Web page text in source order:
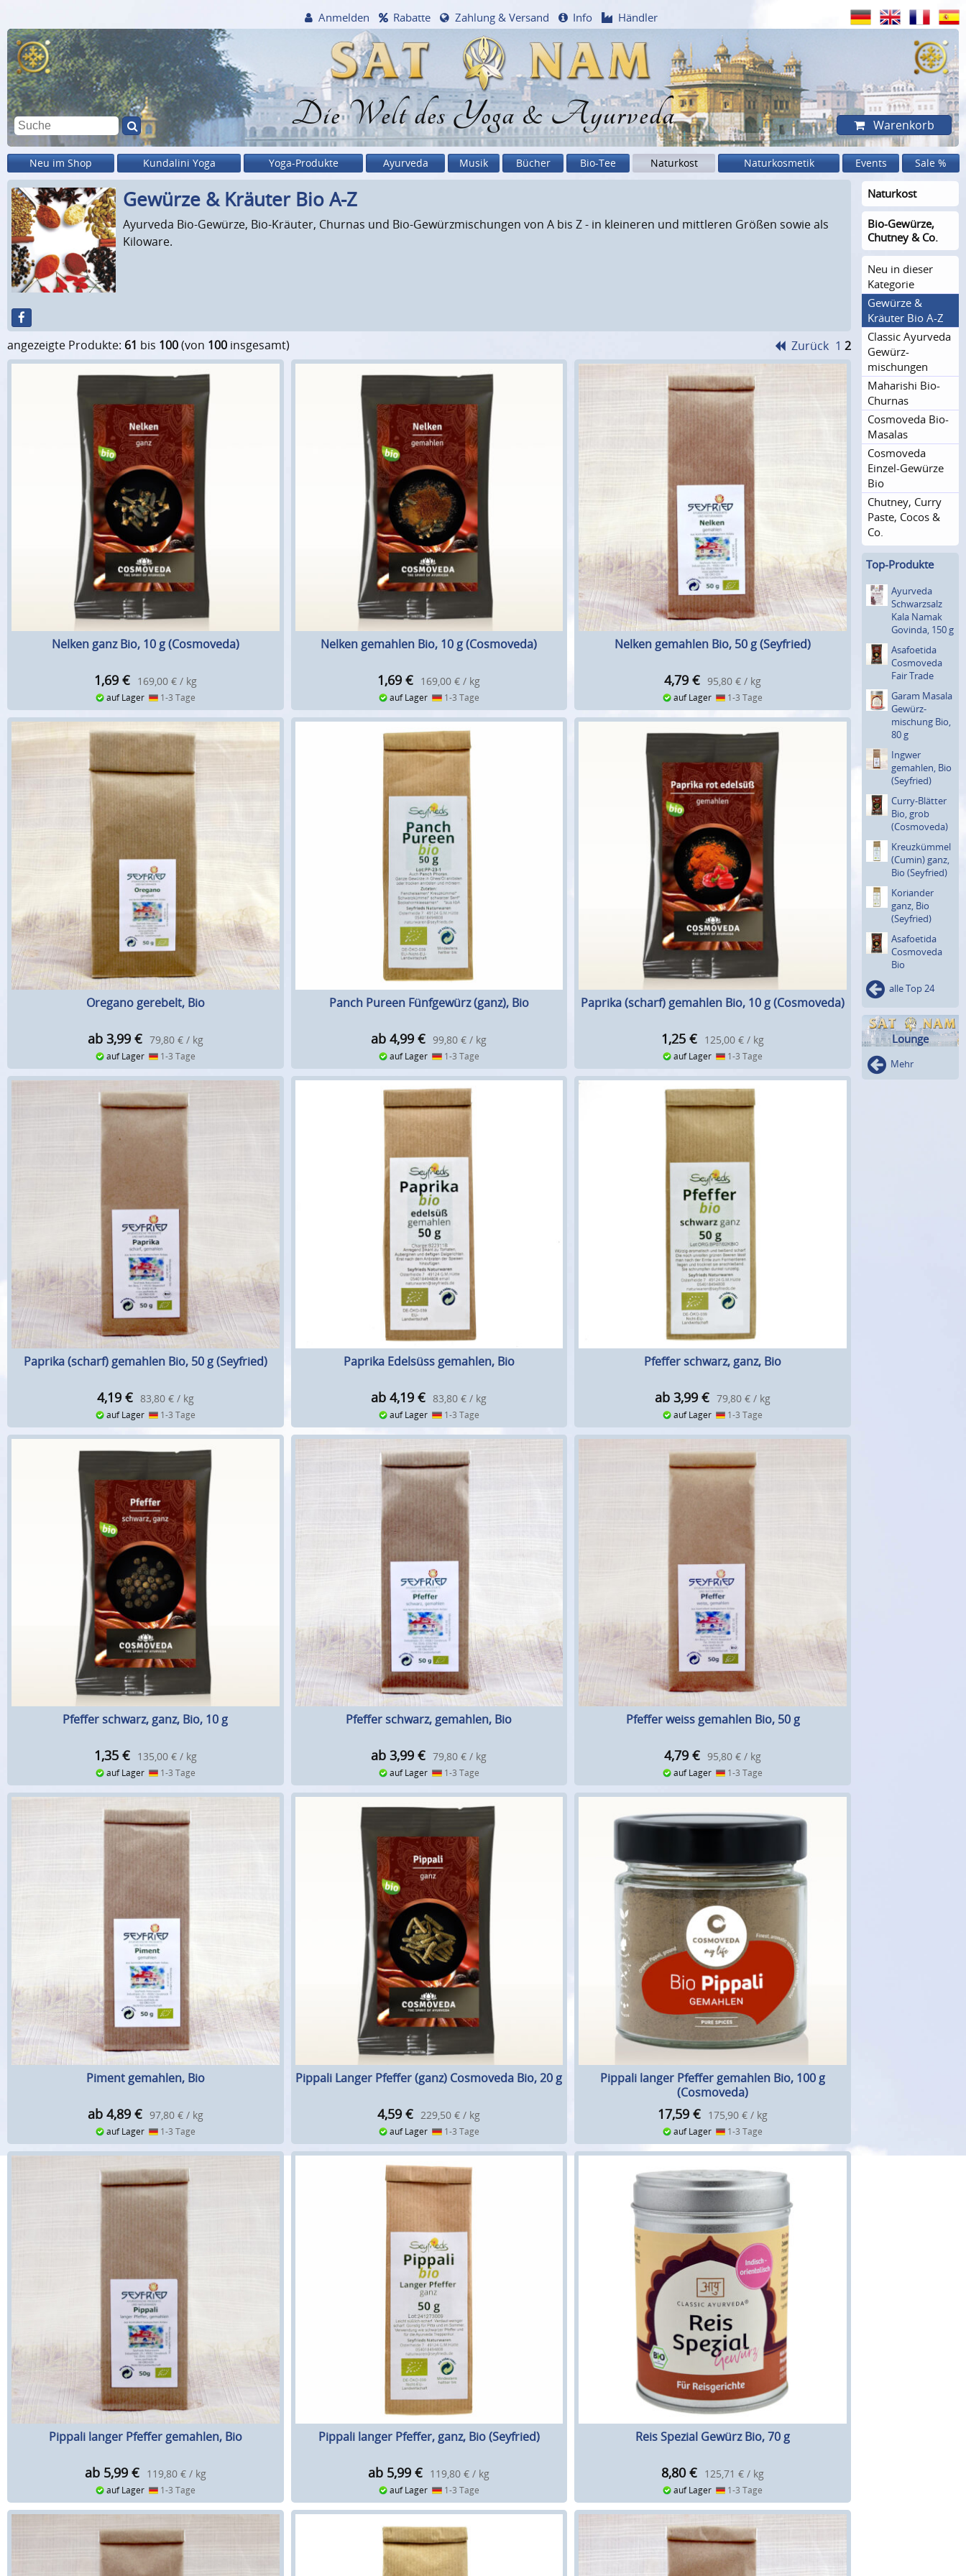
Die Welt des Yoga & Ayurveda
Anmelden Rabatte Zahlung & Versand Info Händler
Warenkorb
Neu im Shop Kundalini Yoga Yoga-Produkte Ayurveda Musik Bücher Bio-Tee Naturkost Naturkosmetik Events Sale %
Gewürze & Kräuter Bio A-Z
Ayurveda Bio-Gewürze, Bio-Kräuter, Churnas und Bio-Gewürzmischungen von A bis Z - in kleineren und mittleren Größen sowie als
Kiloware.
angezeigte Produkte: 61 bis 100(von 100 insgesamt) Zurück 1 2
Nelken ganz Bio, 10 g (Cosmoveda)
1,69 € 169,00 € / kg
auf Lager 1-3 Tage
Nelken gemahlen Bio, 10 g (Cosmoveda)
1,69 € 169,00 € / kg
auf Lager 1-3 Tage
Nelken gemahlen Bio, 50 g (Seyfried)
4,79 € 95,80 € / kg
auf Lager 1-3 Tage
Oregano gerebelt, Bio
ab 3,99 € 79,80 € / kg
auf Lager 1-3 Tage
Panch Pureen Fünfgewürz (ganz), Bio
ab 4,99 € 99,80 € / kg
auf Lager 1-3 Tage
Paprika (scharf) gemahlen Bio, 10 g (Cosmoveda)
1,25 € 125,00 € / kg
auf Lager 1-3 Tage
Paprika (scharf) gemahlen Bio, 50 g (Seyfried)
4,19 € 83,80 € / kg
auf Lager 1-3 Tage
Paprika Edelsüss gemahlen, Bio
ab 4,19 € 83,80 € / kg
auf Lager 1-3 Tage
Pfeffer schwarz, ganz, Bio
ab 3,99 € 79,80 € / kg
auf Lager 1-3 Tage
Pfeffer schwarz, ganz, Bio, 10 g
1,35 € 135,00 € / kg
auf Lager 1-3 Tage
Pfeffer schwarz, gemahlen, Bio
ab 3,99 € 79,80 € / kg
auf Lager 1-3 Tage
Pfeffer weiss gemahlen Bio, 50 g
4,79 € 95,80 € / kg
auf Lager 1-3 Tage
Piment gemahlen, Bio
ab 4,89 € 97,80 € / kg
auf Lager 1-3 Tage
Pippali Langer Pfeffer (ganz) Cosmoveda Bio, 20 g
4,59 € 229,50 € / kg
auf Lager 1-3 Tage
Pippali langer Pfeffer gemahlen Bio, 100 g
(Cosmoveda)
17,59 € 175,90 € / kg
auf Lager 1-3 Tage
Pippali langer Pfeffer gemahlen, Bio
ab 5,99 € 119,80 € / kg
auf Lager 1-3 Tage
Pippali langer Pfeffer, ganz, Bio (Seyfried)
ab 5,99 € 119,80 € / kg
auf Lager 1-3 Tage
Reis Spezial Gewürz Bio, 70 g
8,80 € 125,71 € / kg
auf Lager 1-3 Tage
Naturkost
Bio-Gewürze,
Chutney & Co.
Neu in dieser
Kategorie
Gewürze &
Kräuter Bio A-Z
Classic Ayurveda
Gewürz­
mischungen
Maharishi Bio-
Churnas
Cosmoveda Bio-
Masalas
Cosmoveda
Einzel-Gewürze
Bio
Chutney, Curry
Paste, Cocos &
Co.
Top-Produkte
Ayurveda
Schwar­zsalz
Kala Namak
Govinda, 150 g
Asafoetida
Cosmoveda
Fair Trade
Garam Masala
Gewürz­
mischung Bio,
80 g
Ingwer
gemahlen, Bio
(Seyfried)
Curry-Blätter
Bio, grob
(Cosmove­da)
Kreuzküm­mel
(Cumin) ganz,
Bio (Seyfried)
Koriander
ganz, Bio
(Seyfried)
Asafoetida
Cosmoveda
Bio
alle Top 24
Lounge
Mehr